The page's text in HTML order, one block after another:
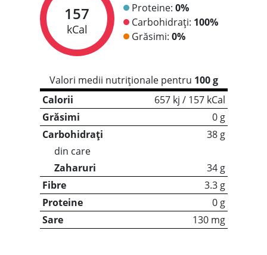
157
kCal
Proteine: 0%
Carbohidrați: 100%
Grăsimi: 0%
Valori medii nutriționale pentru 100 g
Calorii
657 kj / 157 kCal
Grăsimi
0 g
Carbohidrați
38 g
din care
Zaharuri
34 g
Fibre
3.3 g
Proteine
0 g
Sare
130 mg